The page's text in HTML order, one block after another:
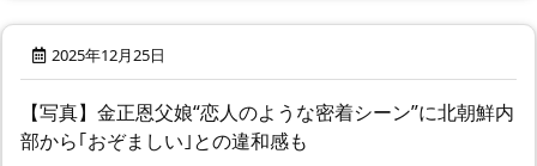
2025年12月25日
【写真】金正恩父娘“恋人のような密着シーン”に北朝鮮内
部から｢おぞましい｣との違和感も